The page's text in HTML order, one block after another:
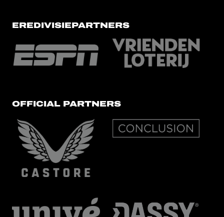
EREDIVISIEPARTNERS
OFFICIAL PARTNERS